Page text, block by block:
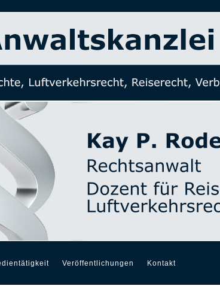
Veröffentlichungen Kontakt